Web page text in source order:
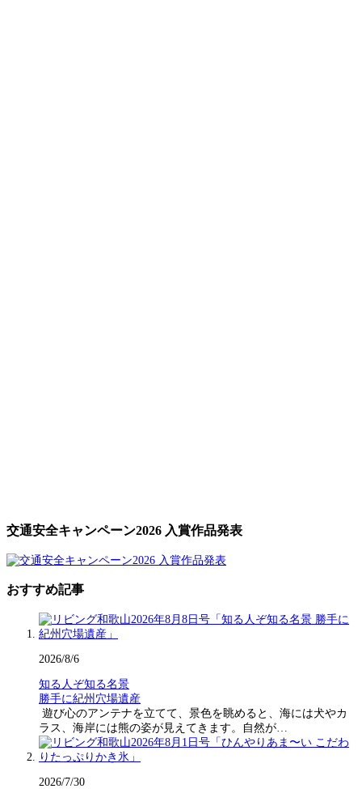
交通安全キャンペーン2026 入賞作品発表
おすすめ記事
2026/8/6
知る人ぞ知る名景
勝手に紀州穴場遺産
遊び心のアンテナを立てて、景色を眺めると、海には犬やカ
ラス、海岸には熊の姿が見えてきます。自然が…
2026/7/30